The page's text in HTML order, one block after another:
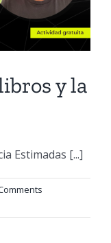
y la
Estimadas [...]